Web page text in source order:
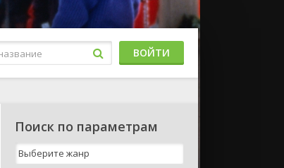
ВОЙТИ
Поиск по параметрам